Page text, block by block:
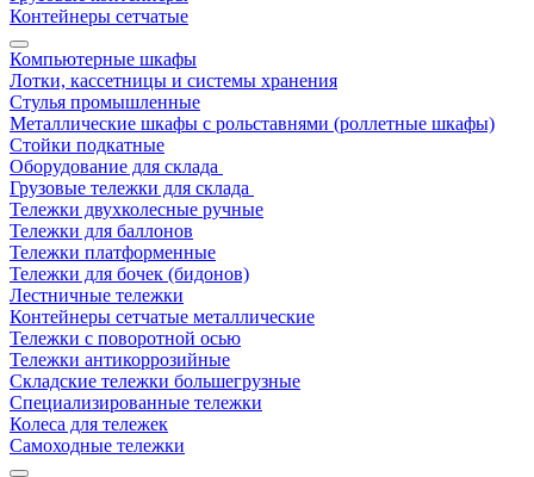
Контейнеры сетчатые
Компьютерные шкафы
Лотки, кассетницы и системы хранения
Стулья промышленные
Металлические шкафы с рольставнями (роллетные шкафы)
Стойки подкатные
Оборудование для склада
Грузовые тележки для склада
Тележки двухколесные ручные
Тележки для баллонов
Тележки платформенные
Тележки для бочек (бидонов)
Лестничные тележки
Контейнеры сетчатые металлические
Тележки с поворотной осью
Тележки антикоррозийные
Складские тележки большегрузные
Специализированные тележки
Колеса для тележек
Самоходные тележки